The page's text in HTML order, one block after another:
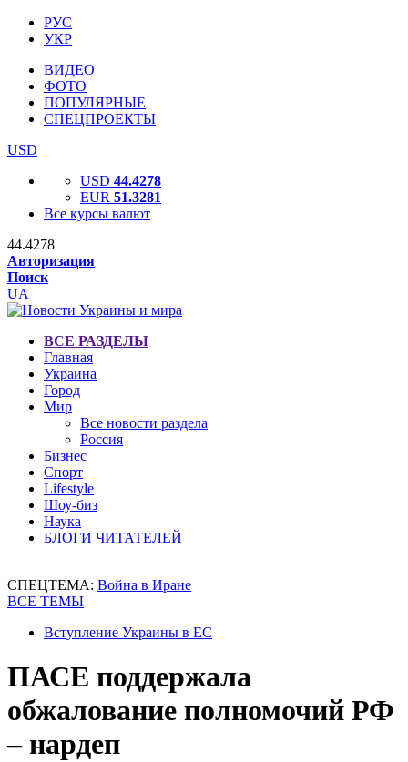
РУС
УКР
ВИДЕО
ФОТО
ПОПУЛЯРНЫЕ
СПЕЦПРОЕКТЫ
USD
USD 44.4278
EUR 51.3281
Все курсы валют
44.4278
Авторизация
Поиск
UA
ВСЕ РАЗДЕЛЫ
Главная
Украина
Город
Мир
Все новости раздела
Россия
Бизнес
Спорт
Lifestyle
Шоу-биз
Наука
БЛОГИ ЧИТАТЕЛЕЙ
СПЕЦТЕМА: Война в Иране
ВСЕ ТЕМЫ
Вступление Украины в ЕС
ПАСЕ поддержала
обжалование полномочий РФ
– нардеп